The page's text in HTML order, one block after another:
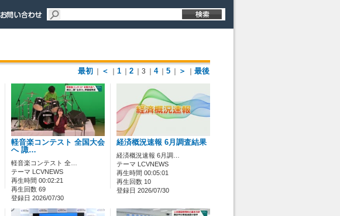
最初
＜ 1 2 ｜3 4 5 ＞ 最後
軽音楽コンテスト 全国大会
へ 諏…
軽音楽コンテスト 全…
テーマ LCVNEWS
再生時間 00:02:21
再生回数 69
登録日 2026/07/30
経済概況速報 6月調査結果
経済概況速報 6月調…
テーマ LCVNEWS
再生時間 00:05:01
再生回数 10
登録日 2026/07/30